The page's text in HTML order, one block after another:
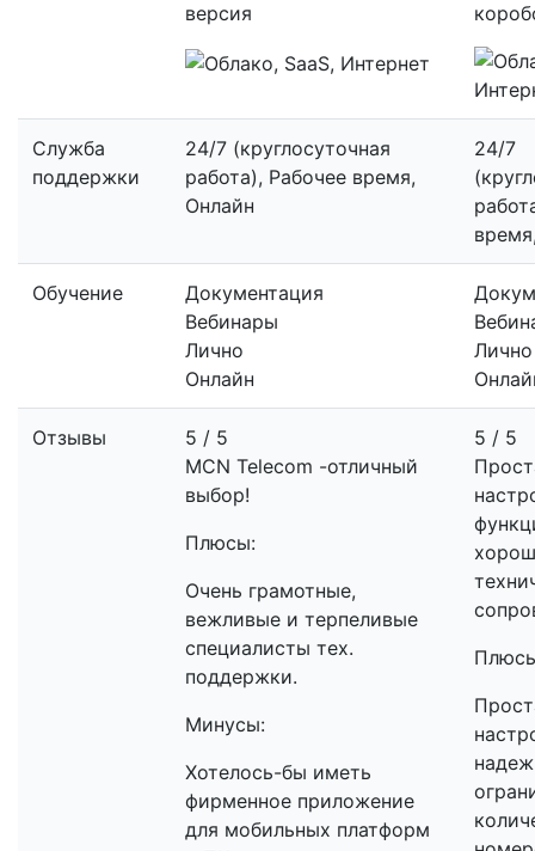
версия
Служба
поддержки
24/7 (круглосуточная
работа), Рабочее время,
Онлайн
24/7
Обучение
Документация
Вебинары
Лично
Онлайн
Лично
Отзывы
5 / 5
MCN Telecom -отличный
выбор!
Плюсы:
Очень грамотные,
вежливые и терпеливые
специалисты тех.
поддержки.
Минусы:
Хотелось-бы иметь
фирменное приложение
для мобильных платформ
5 / 5